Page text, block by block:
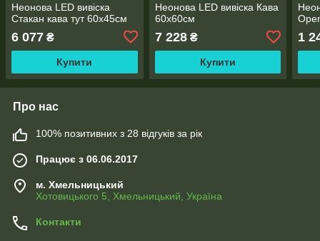
Неонова LED вивіска
Стакан кава тут 60х45см
6 077 ₴
Купити
Неонова LED вивіска Кава
60х60см
7 228₴
Купити
1
Про нас
100% позитивних з 28 відгуків за рік
Працює з 06.06.2017
м. Хмельницький
Хотовицького 5, Хмельницький, Україна
Контакти